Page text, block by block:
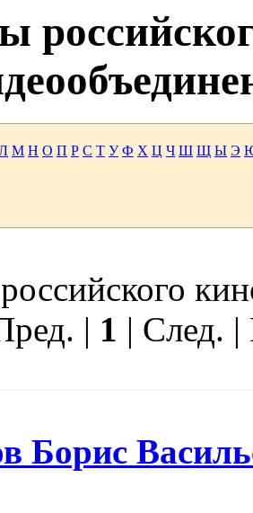
М Н О П Р С Т У Ф Х Ц Ч Ш Щ Ы Э
| 1 | След.
Борис